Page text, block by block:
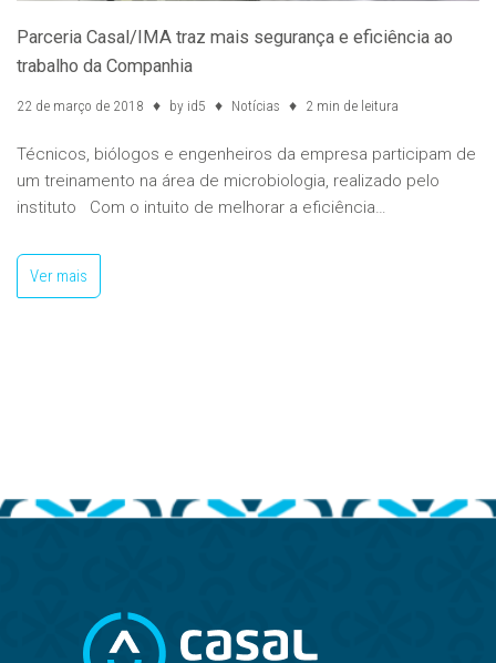
Parceria Casal/IMA traz mais segurança e eficiência ao
trabalho da Companhia
22 de março de 2018 by id5 Notícias 2 min de leitura
Técnicos, biólogos e engenheiros da empresa participam de
um treinamento na área de microbiologia, realizado pelo
instituto Com o intuito de melhorar a eficiência…
Ver mais